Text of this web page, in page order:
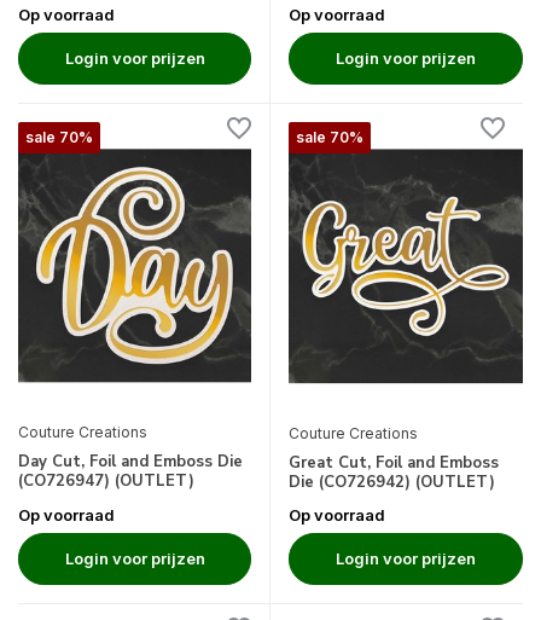
Op voorraad
Login voor prijzen
Op voorraad
Login voor prijzen
sale 70%
Couture Creations
Day Cut, Foil and Emboss Die
(CO726947) (OUTLET)
Op voorraad
Login voor prijzen
sale 70%
Couture Creations
Great Cut, Foil and Emboss
Die (CO726942) (OUTLET)
Op voorraad
Login voor prijzen